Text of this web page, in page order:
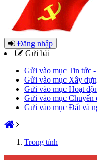
Đăng nhập
Gửi bài
Gửi vào mục Tin tức
Gửi vào mục Xây
Gửi vào mục Hoạt
Gửi vào mục Chuyển
Gửi vào mục Đất và
Trong tỉnh